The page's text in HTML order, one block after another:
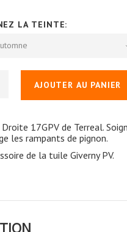
LA TEINTE:
AJOUTER AU PANIER
Droite 17GPV de Terreal.
les rampants de pignon.
de la tuile Giverny PV.